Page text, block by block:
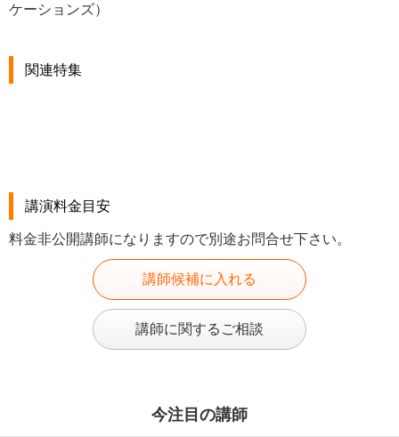
ケーションズ）
関連特集
講演料金目安
料金非公開講師になりますので別途お問合せ下さい。
講師候補に入れる
講師に関するご相談
今注目の講師